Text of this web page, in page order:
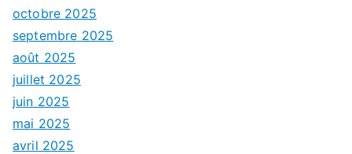
octobre 2025
septembre 2025
août 2025
juillet 2025
juin 2025
mai 2025
avril 2025